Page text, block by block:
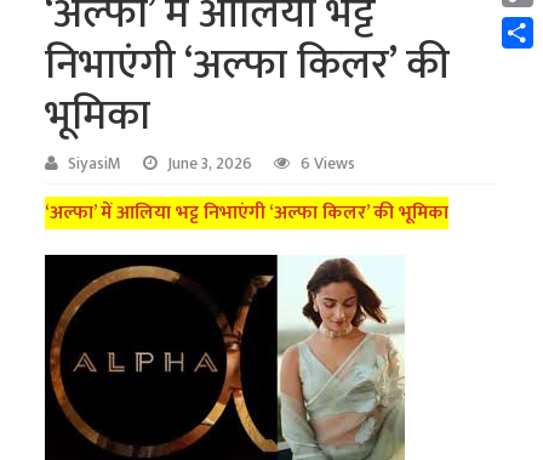
निभाएंगी ‘अल्फा किलर’ की
भूमिका
SiyasiM June 3, 2026 6 Views
‘अल्फा’ में आलिया भट्ट निभाएंगी ‘अल्फा किलर’ की भूमिका
Copy
Link